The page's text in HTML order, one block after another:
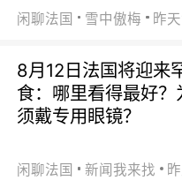
闲聊法国 雪中傲梅 昨
8月12日法国将迎来
食：哪里看得最好？
须戴专用眼镜？
闲聊法国 新闻我来找